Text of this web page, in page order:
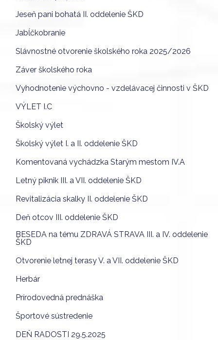
Jeseň pani bohatá II. oddelenie ŠKD
Jabĺčkobranie
Slávnostné otvorenie školského roka 2025/2026
Záver školského roka
Vyhodnotenie výchovno - vzdelávacej činnosti v ŠKD
VÝLET I.C
Školský výlet
Školský výlet I. a II. oddelenie ŠKD
Komentovaná vychádzka Starým mestom IV.A
Letný piknik III. a VII. oddelenie ŠKD
Revitalizácia skalky II. oddelenie ŠKD
Deň otcov III. oddelenie ŠKD
BESEDA na tému ZDRAVÁ STRAVA III. a IV. oddelenie
ŠKD
Otvorenie letnej terasy V. a VII. oddelenie ŠKD
Herbár
Prírodovedná prednáška
Športové sústredenie
DEŇ RADOSTI 29.5.2025